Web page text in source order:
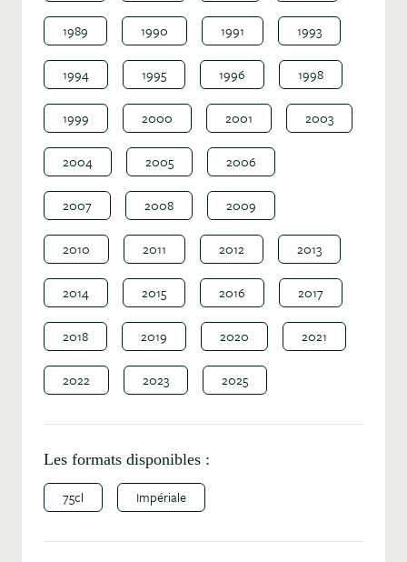
1989 1990 1991 1993
1994 1995 1996 1998
1999 2000 2001 2003
2004 2005 2006
2007 2008 2009
2010 2011 2012 2013
2014 2015 2016 2017
2018 2019 2020 2021
2022 2023 2025
Les formats disponibles :
75cl Impériale